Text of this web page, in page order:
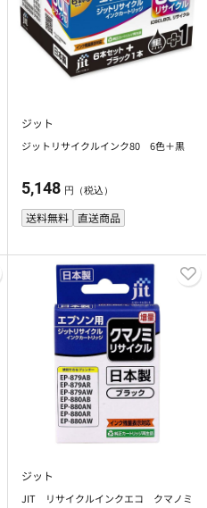
ジット
ジットリサイクルインク80 6色＋黒
5,148 円（税込）
送料無料 直送商品
ジット
JIT リサイクルインクエコ クマノミ